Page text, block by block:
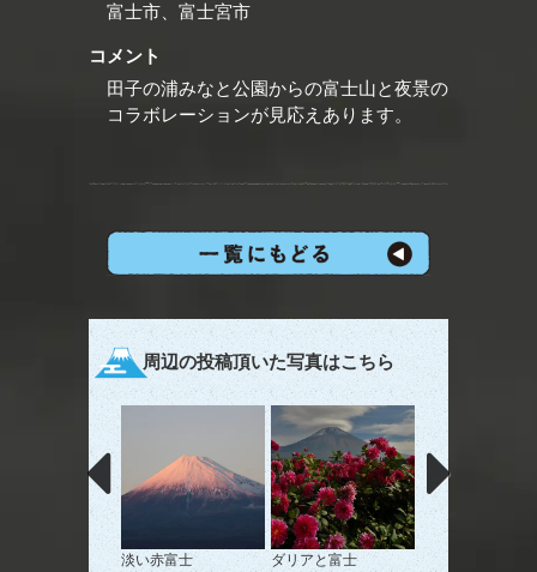
富士市、富士宮市
コメント
田子の浦みなと公園からの富士山と夜景の
コラボレーションが見応えあります。
周辺の投稿頂いた写真はこちら
淡い赤富士 ダリアと富士